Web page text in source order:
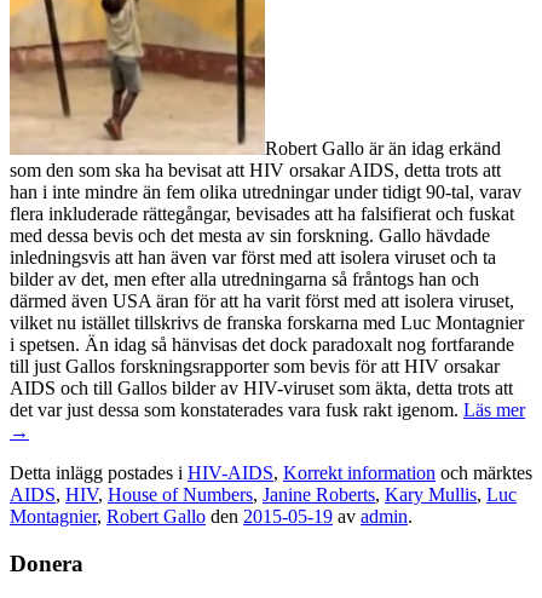
Robert Gallo är än idag erkänd
som den som ska ha bevisat att HIV orsakar AIDS, detta trots att
han i inte mindre än fem olika utredningar under tidigt 90-tal, varav
flera inkluderade rättegångar, bevisades att ha falsifierat och fuskat
med dessa bevis och det mesta av sin forskning. Gallo hävdade
inledningsvis att han även var först med att isolera viruset och ta
bilder av det, men efter alla utredningarna så fråntogs han och
därmed även USA äran för att ha varit först med att isolera viruset,
vilket nu istället tillskrivs de franska forskarna med Luc Montagnier
i spetsen. Än idag så hänvisas det dock paradoxalt nog fortfarande
till just Gallos forskningsrapporter som bevis för att HIV orsakar
AIDS och till Gallos bilder av HIV-viruset som äkta, detta trots att
det var just dessa som konstaterades vara fusk rakt igenom. Läs mer
→
Detta inlägg postades i HIV-AIDS, Korrekt information och märktes
AIDS, HIV, House of Numbers, Janine Roberts, Kary Mullis, Luc
Montagnier, Robert Gallo den 2015-05-19 av admin.
Donera